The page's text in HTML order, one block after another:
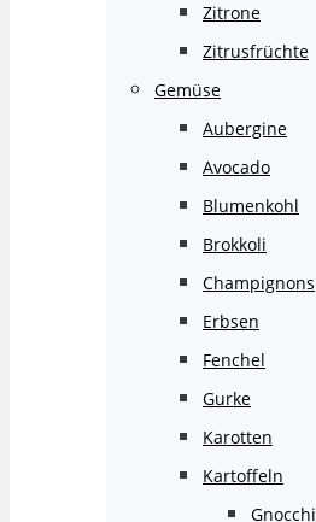
Zitrone
Zitrusfrüchte
Gemüse
Aubergine
Avocado
Blumenkohl
Brokkoli
Champignons
Erbsen
Fenchel
Gurke
Karotten
Kartoffeln
Gnocchi